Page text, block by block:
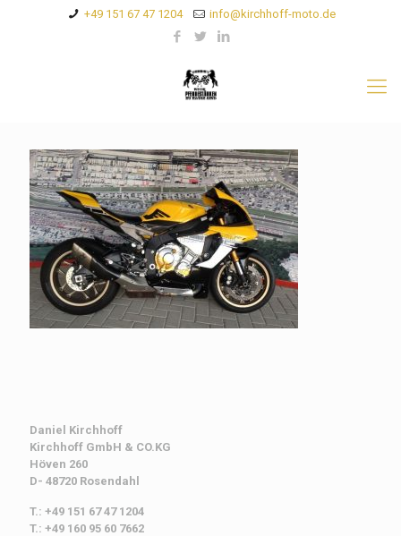
+49 151 67 47 1204 info@kirchhoff-moto.de
Daniel Kirchhoff
Kirchhoff GmbH & CO.KG
Höven 260
D- 48720 Rosendahl
T.: +49 151 67 47 1204
T.: +49 160 95 60 7662